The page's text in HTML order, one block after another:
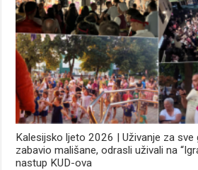
Kalesijsko ljeto 2026 | Uživanje za sve
zabavio mališane, odrasli uživali na
nastup KUD-ova